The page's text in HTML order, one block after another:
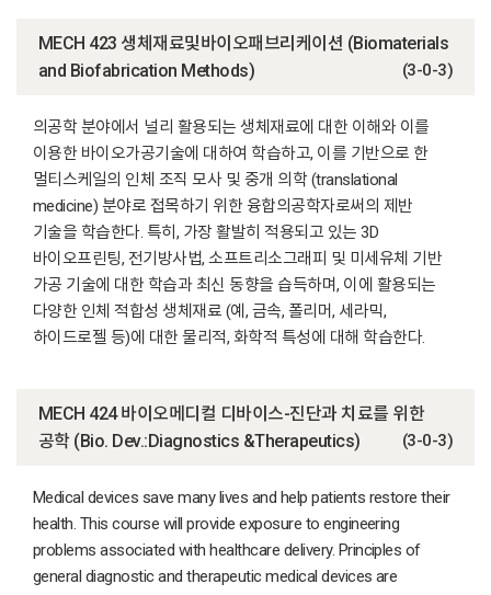
MECH 423 생체재료및바이오패브리케이션 (Biomaterials
and Biofabrication Methods)
(3-0-3)
의공학 분야에서 널리 활용되는 생체재료에 대한 이해와 이를
이용한 바이오가공기술에 대하여 학습하고, 이를 기반으로 한
멀티스케일의 인체 조직 모사 및 중개 의학 (translational
medicine) 분야로 접목하기 위한 융합의공학자로써의 제반
기술을 학습한다. 특히, 가장 활발히 적용되고 있는 3D
바이오프린팅, 전기방사법, 소프트리소그래피 및 미세유체 기반
가공 기술에 대한 학습과 최신 동향을 습득하며, 이에 활용되는
다양한 인체 적합성 생체재료 (예, 금속, 폴리머, 세라믹,
하이드로젤 등)에 대한 물리적, 화학적 특성에 대해 학습한다.
MECH 424 바이오메디컬 디바이스-진단과 치료를 위한
공학 (Bio. Dev.:Diagnostics &Therapeutics)
(3-0-3)
Medical devices save many lives and help patients restore their
health. This course will provide exposure to engineering
problems associated with healthcare delivery. Principles of
general diagnostic and therapeutic medical devices are